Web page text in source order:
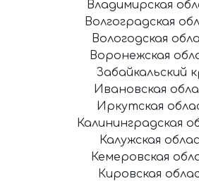
Владимирская
Волгоградская
Вологодская
Воронежская
Забайкальский
Ивановская
Иркутская
Калининградская
Калужская
Кемеровская
Кировская